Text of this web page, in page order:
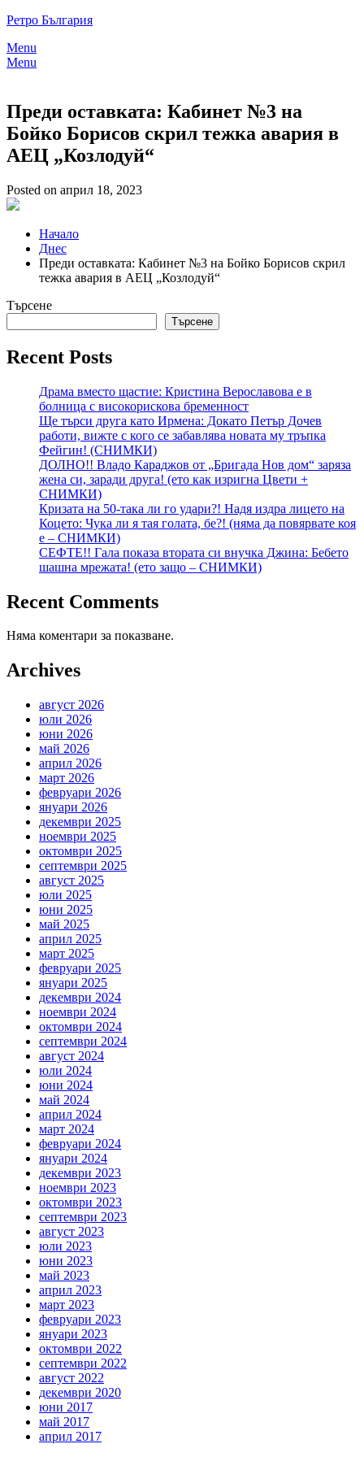
Skip
content
Ретро България
Menu
Menu
Преди оставката: Кабинет №3 на
Бойко Борисов скрил тежка авария в
АЕЦ „Козлодуй“
Posted on април 18, 2023
Начало
Днес
Преди оставката: Кабинет №3 на Бойко Борисов скрил
тежка авария в АЕЦ „Козлодуй“
Търсене
Търсене
Recent Posts
Драма вместо щастие: Кристина Верославова е в
болница с високорискова бременност
Ще търси друга като Ирмена: Докато Петър Дочев
работи, вижте с кого се забавлява новата му тръпка
Фейгин! (СНИМКИ)
ДОЛНО!! Владо Караджов от „Бригада Нов дом“ заряза
жена си, заради друга! (ето как изригна Цвети +
СНИМКИ)
Кризата на 50-така ли го удари?! Надя издра лицето на
Коцето: Чука ли я тая голата, бе?! (няма да повярвате коя
е – СНИМКИ)
СЕФТЕ!! Гала показа втората си внучка Джина: Бебето
шашна мрежата! (ето защо – СНИМКИ)
Recent Comments
Няма коментари за показване.
Archives
август 2026
юли 2026
юни 2026
май 2026
април 2026
март 2026
февруари 2026
януари 2026
декември 2025
ноември 2025
октомври 2025
септември 2025
август 2025
юли 2025
юни 2025
май 2025
април 2025
март 2025
февруари 2025
януари 2025
декември 2024
ноември 2024
октомври 2024
септември 2024
август 2024
юли 2024
юни 2024
май 2024
април 2024
март 2024
февруари 2024
януари 2024
декември 2023
ноември 2023
октомври 2023
септември 2023
август 2023
юли 2023
юни 2023
май 2023
април 2023
март 2023
февруари 2023
януари 2023
октомври 2022
септември 2022
август 2022
декември 2020
юни 2017
май 2017
април 2017